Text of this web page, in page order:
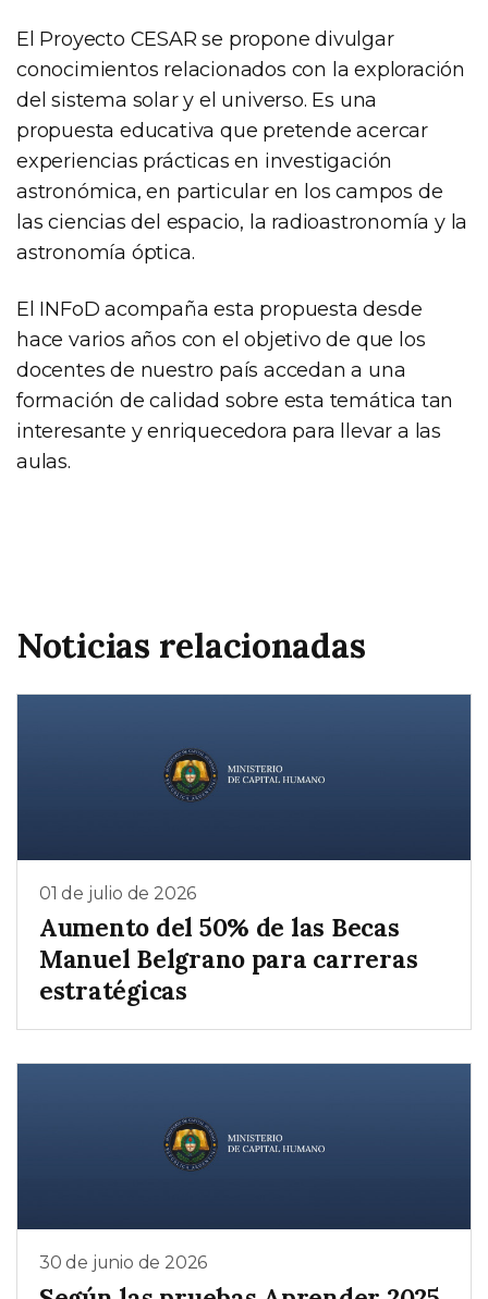
El Proyecto CESAR se propone divulgar
conocimientos relacionados con la exploración
del sistema solar y el universo. Es una
propuesta educativa que pretende acercar
experiencias prácticas en investigación
astronómica, en particular en los campos de
las ciencias del espacio, la radioastronomía y la
astronomía óptica.
El INFoD acompaña esta propuesta desde
hace varios años con el objetivo de que los
docentes de nuestro país accedan a una
formación de calidad sobre esta temática tan
interesante y enriquecedora para llevar a las
aulas.
Noticias relacionadas
01 de julio de 2026
Aumento del 50% de las Becas
Manuel Belgrano para carreras
estratégicas
30 de junio de 2026